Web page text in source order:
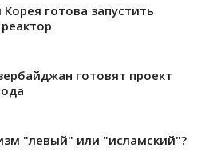
Корея готова запустить
готовят проект
"левый" или "исламский"?